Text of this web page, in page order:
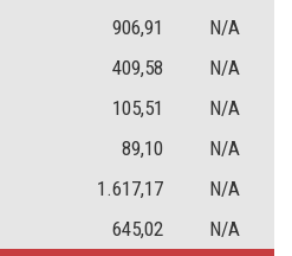
906,91
N/A
409,58
N/A
105,51
N/A
89,10
N/A
1.617,17
N/A
645,02
N/A